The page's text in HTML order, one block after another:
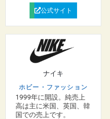
公式サイト
ナイキ
ホビー・ファッション
1999年に開設。純売上
高は主に米国、英国、韓
国での売上です。